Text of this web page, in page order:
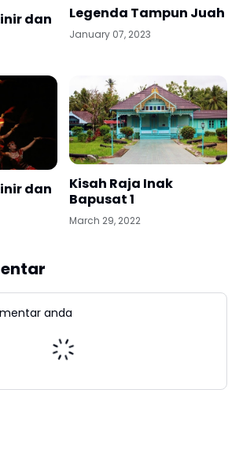
dan
Legenda Tampun Juah
January 07, 2023
dan
Kisah Raja Inak
Bapusat 1
March 29, 2022
anda